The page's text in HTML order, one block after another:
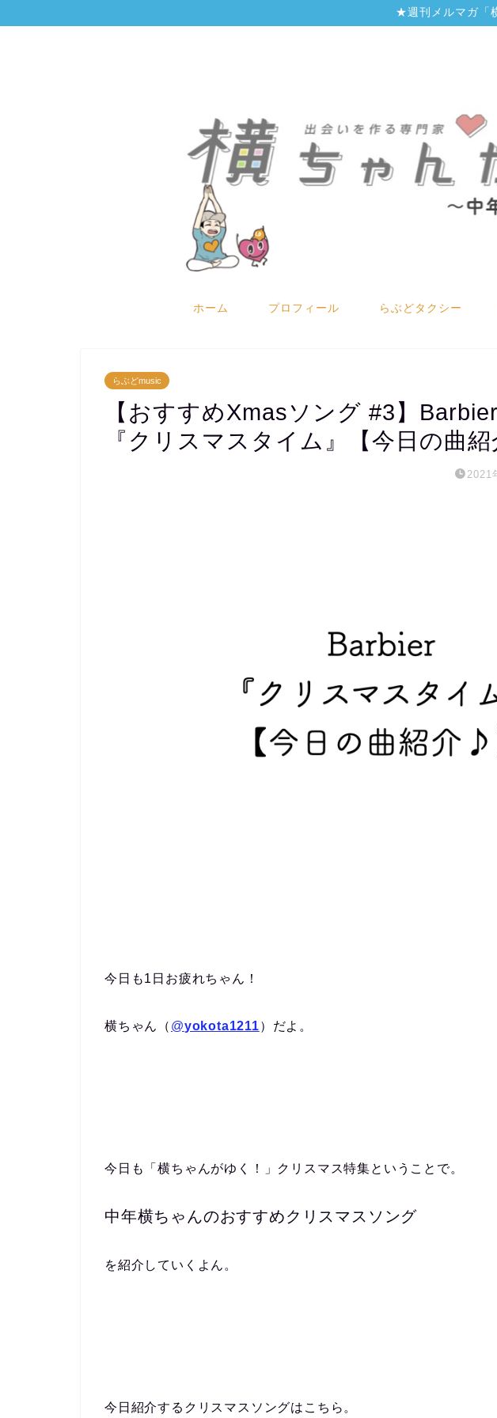
★週刊メルマガ「
ホーム プロフィール らぶどタクシー
らぶどmusic
【おすすめXmasソング #3】
『クリスマスタイム』【今日の曲紹
2021
今日も1日お疲れちゃん！
横ちゃん（ @yokota1211）だよ。
今日も「横ちゃんがゆく！」クリスマス特集ということで。
中年横ちゃんのおすすめクリスマスソング
を紹介していくよん。
今日紹介するクリスマスソングはこちら。